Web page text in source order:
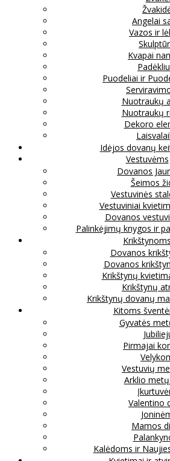
Angelai
Vazos ir
Kvapai
Puodeliai ir
Nuotraukų
Nuotraukų
Dekoro
Idėjos dovanų
Vestuvėms
Dovanos
Šeimos
Vestuvinės
Vestuviniai
Dovanos
Palinkėjimų knygos ir
Krikštynoms
Dovanos
Dovanos
Krikštynų
Krikštynų
Krikštynų dovanų
Kitoms
Gyvatės
Pirmajai
Vestuvių
Arklio
Valentino
Mamos
Kalėdoms ir